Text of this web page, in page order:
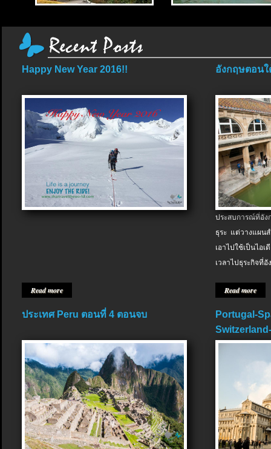
Happy New Year 2016!!
Read more
อังกฤษตอนใ
ประสบการณ์ที่อัง
ธุระ แต่วางแผน
เอาไปใช้เป็นไอ
เวลาไปธุระกิจที่อั
Read more
ประเทศ Peru ตอนที่ 4 ตอนจบ
Portugal-